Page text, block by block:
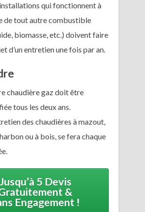
qui fonctionnent à
de tout autre combustible
biomasse, etc.) doivent faire
d’un entretien une fois par an.
chaudière gaz doit être
tous les deux ans.
des chaudières à mazout,
ou à bois, se fera chaque
Jusqu’à 5 Devis
&
Engagement !